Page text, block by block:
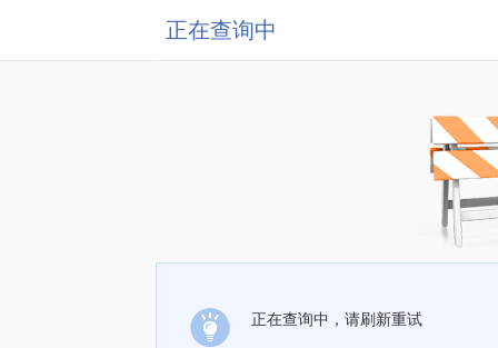
正在查询中
正在查询中，请刷新重试